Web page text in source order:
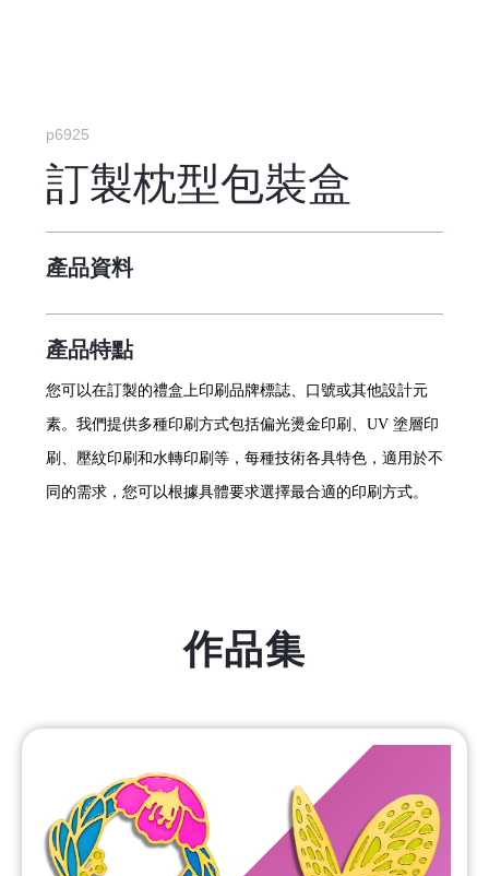
p6925
訂製枕型包裝盒
產品資料
產品特點
您可以在訂製的禮盒上印刷品牌標誌、口號或其他設計元
素。我們提供多種印刷方式包括偏光燙金印刷、UV 塗層印
刷、壓紋印刷和水轉印刷等，每種技術各具特色，適用於不
同的需求，您可以根據具體要求選擇最合適的印刷方式。
作品集